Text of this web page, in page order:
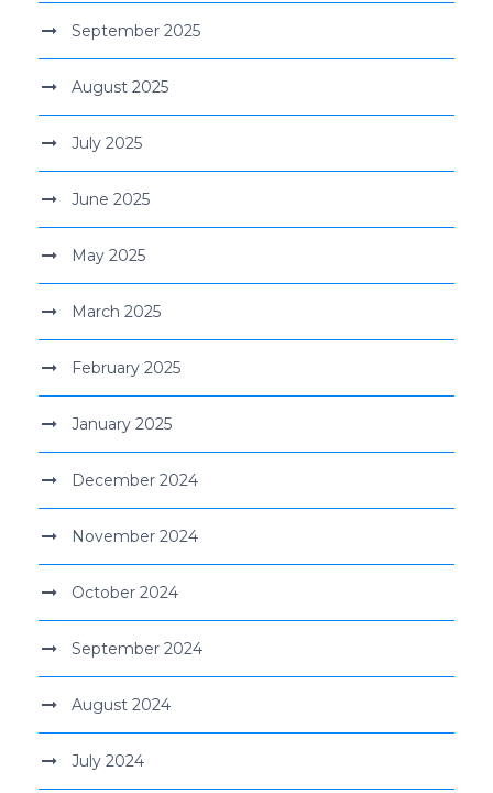
September 2025
August 2025
July 2025
June 2025
May 2025
March 2025
February 2025
January 2025
December 2024
November 2024
October 2024
September 2024
August 2024
July 2024